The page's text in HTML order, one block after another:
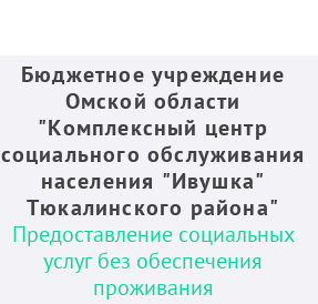
Бюджетное учреждение
Омской области
"Комплексный центр
социального обслуживания
населения "Ивушка"
Тюкалинского района"
Предоставление социальных
услуг без обеспечения
проживания